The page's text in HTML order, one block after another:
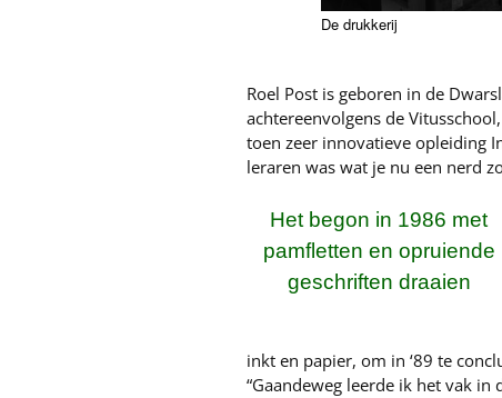
De drukkerij
Roel Post is geboren in de
achtereenvolgens de
toen zeer innovatieve opleiding
leraren was wat je nu een nerd
Het begon in 1986 met
pamfletten en opruiende
geschriften draaien
inkt en papier, om in ‘89 te
“Gaandeweg leerde ik het vak in